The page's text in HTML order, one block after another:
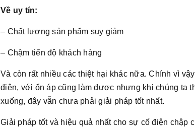
Về uy tín:
– Chất lượng sản phẩm suy giảm
– Chậm tiến độ khách hàng
Và còn rất nhiều các thiệt hại khác nữa. Chính vì
điện, với ổn áp cũng làm được nhưng khi chúng ta
xuống, đây vẫn chưa phải giải pháp tốt nhất.
Giải pháp tốt và hiệu quả nhất cho sự cố điện